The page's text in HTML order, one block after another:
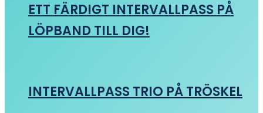
ETT FÄRDIGT INTERVALLPASS PÅ
LÖPBAND TILL DIG!
INTERVALLPASS TRIO PÅ TRÖSKEL